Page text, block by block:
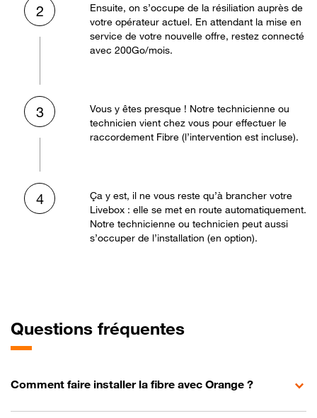
2
Ensuite, on s’occupe de la résiliation auprès de
votre opérateur actuel. En attendant la mise en
service de votre nouvelle offre, restez connecté
avec 200Go/mois.
3
Vous y êtes presque ! Notre technicienne ou
technicien vient chez vous pour effectuer le
raccordement Fibre (l’intervention est incluse).
4
Ça y est, il ne vous reste qu’à brancher votre
Livebox : elle se met en route automatiquement.
Notre technicienne ou technicien peut aussi
s’occuper de l’installation (en option).
Questions fréquentes
Comment faire installer la fibre avec Orange ?